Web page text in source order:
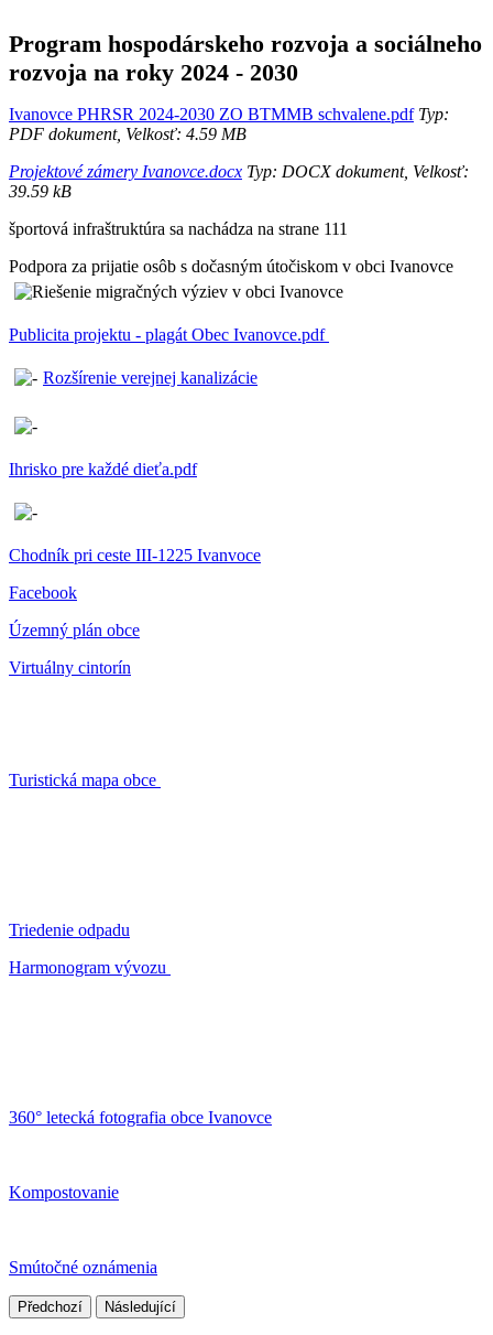
Program hospodárskeho rozvoja a sociálneho
rozvoja na roky 2024 - 2030
Ivanovce PHRSR 2024-2030 ZO BTMMB schvalene.pdfTyp:
PDF dokument, Velkosť: 4.59 MB
Projektové zámery Ivanovce.docx Typ: DOCX dokument, Velkosť:
39.59 kB
športová infraštruktúra sa nachádza na strane 111
Podpora za prijatie osôb s dočasným útočiskom v obci Ivanovce
Publicita projektu - plagát Obec Ivanovce.pdf
Rozšírenie verejnej kanalizácie
Ihrisko pre každé dieťa.pdf
Chodník pri ceste III-1225 Ivanvoce
Facebook
Územný plán obce
Virtuálny cintorín
Turistická mapa obce
Triedenie odpadu
Harmonogram vývozu
360° letecká fotografia obce Ivanovce
Kompostovanie
Smútočné oznámenia
Předchozí Následující